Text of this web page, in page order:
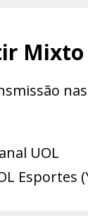
UOL
Esportes